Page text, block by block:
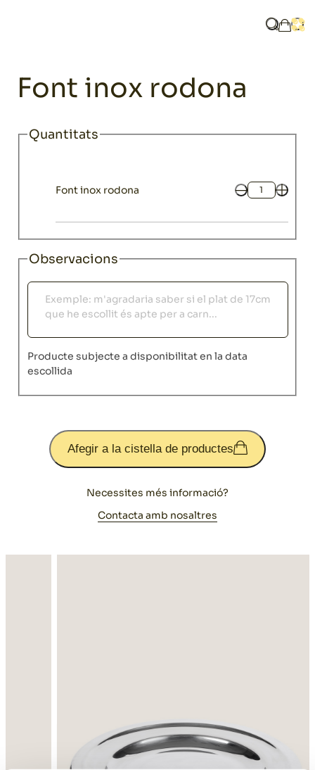
QuèLa
Font inox rodona
Quantitats
Font inox rodona Quantitat
Observacions
Observacions
Producte subjecte a disponibilitat en la data
escollida
Afegir a la cistella de productes
Necessites més informació?
Contacta amb nosaltres